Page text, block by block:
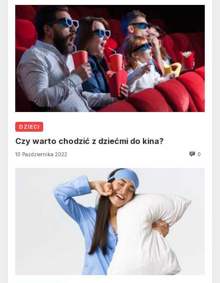
DZIECI
Czy warto chodzić z dziećmi do kina?
10 Października 2022 0